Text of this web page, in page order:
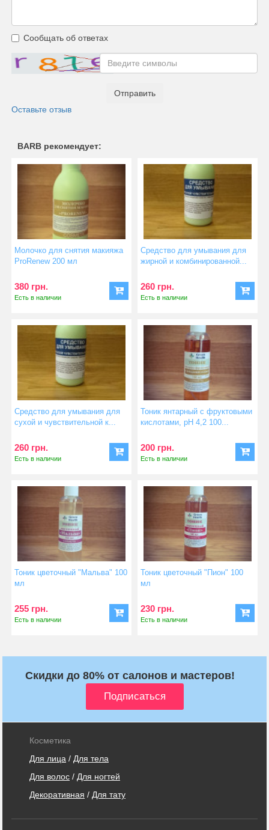
Сообщать об ответах
Отправить
Оставьте отзыв
BARB рекомендует:
Молочко для снятия макияжа
ProRenew 200 мл
380 грн.
Есть в наличии
Средство для умывания для
жирной и комбинированной...
260 грн.
Есть в наличии
Средство для умывания для
сухой и чувствительной к...
260 грн.
Есть в наличии
Тоник янтарный с фруктовыми
кислотами, pH 4,2 100...
200 грн.
Есть в наличии
Тоник цветочный "Мальва" 100
мл
255 грн.
Есть в наличии
Тоник цветочный "Пион" 100
мл
230 грн.
Есть в наличии
Скидки до 80% от салонов и мастеров!
Косметика
Для лица / Для тела
Для волос / Для ногтей
Декоративная / Для тату